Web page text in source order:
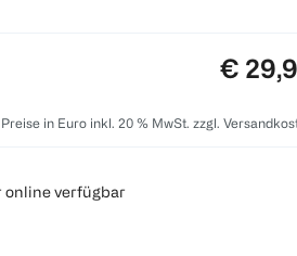
Preis:
€
Preise in Euro inkl. 20 % MwSt. zzgl.
online verfügbar